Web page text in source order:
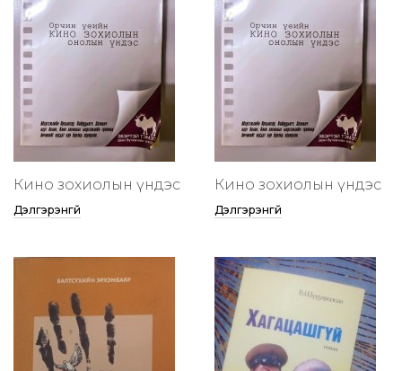
Кино зохиолын үндэс
Дэлгэрэнгүй
Кино зохиолын үндэс
Дэлгэрэнгүй